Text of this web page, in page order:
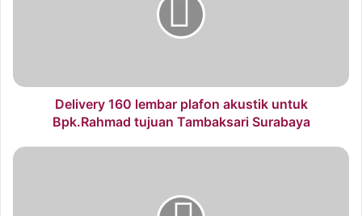
Delivery 160 lembar plafon akustik untuk
Bpk.Rahmad tujuan Tambaksari Surabaya